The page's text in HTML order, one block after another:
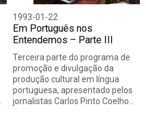
1993-01-22
Em Português nos
Entendemos – Parte III
Terceira parte do programa de
promoção e divulgação da
produção cultural em língua
portuguesa, apresentado pelos
jornalistas Carlos Pinto Coelho…